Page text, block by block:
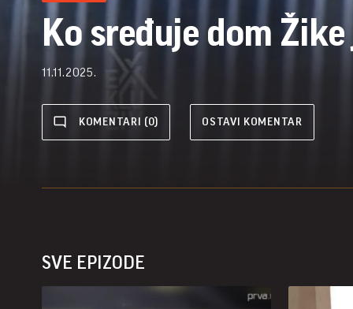
Ko sređuje dom
11.11.2025.
KOMENTARI (0) OSTAVI KOMENTAR
SVE EPIZODE